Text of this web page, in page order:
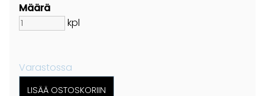
Määrä
kpl
Varastossa